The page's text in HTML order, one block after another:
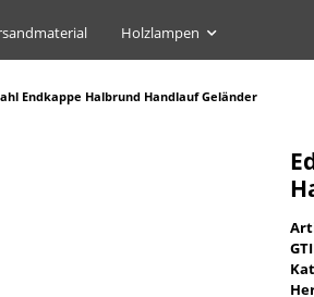
Holzlampen
Endkappe Halbrund Handlauf Geländer